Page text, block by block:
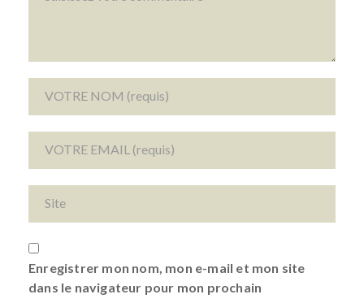
Enregistrer mon nom, mon e-mail et mon site
dans le navigateur pour mon prochain